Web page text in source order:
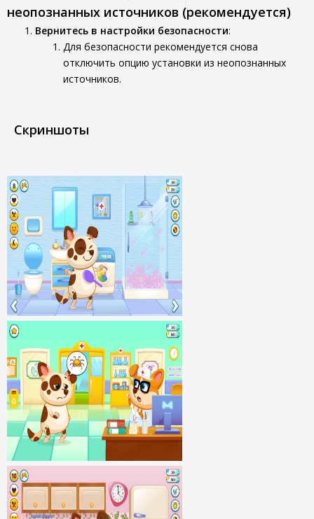
неопознанных источников (рекомендуется)
Вернитесь в настройки безопасности:
Для безопасности рекомендуется снова
отключить опцию установки из неопознанных
источников.
Скриншоты